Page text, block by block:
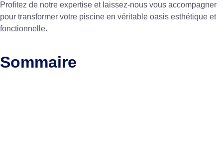
Profitez de notre expertise et laissez-nous vous accompagner
pour transformer votre piscine en véritable oasis esthétique et
fonctionnelle.
Sommaire